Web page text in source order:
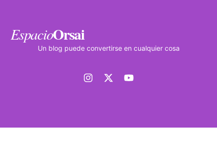
EspacioOrsai
Un blog puede convertirse en cualquier cosa